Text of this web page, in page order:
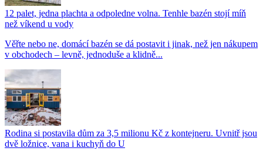
12 palet, jedna plachta a odpoledne volna. Tenhle bazén stojí míň
než víkend u vody
Věřte nebo ne, domácí bazén se dá postavit i jinak, než jen nákupem
v obchodech – levně, jednoduše a klidně...
Rodina si postavila dům za 3,5 milionu Kč z kontejneru. Uvnitř jsou
dvě ložnice, vana i kuchyň do U